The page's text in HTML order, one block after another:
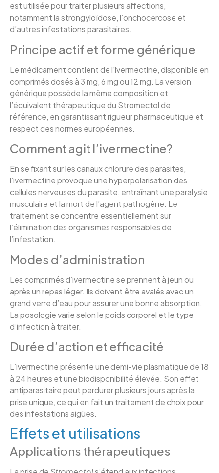
est utilisée pour traiter plusieurs affections,
notamment la strongyloïdose, l’onchocercose et
d’autres infestations parasitaires.
Principe actif et forme générique
Le médicament contient de l’ivermectine, disponible en
comprimés dosés à 3 mg, 6 mg ou 12 mg. La version
générique possède la même composition et
l’équivalent thérapeutique du Stromectol de
référence, en garantissant rigueur pharmaceutique et
respect des normes européennes.
Comment agit l’ivermectine?
En se fixant sur les canaux chlorure des parasites,
l’ivermectine provoque une hyperpolarisation des
cellules nerveuses du parasite, entraînant une paralysie
musculaire et la mort de l’agent pathogène. Le
traitement se concentre essentiellement sur
l’élimination des organismes responsables de
l’infestation.
Modes d’administration
Les comprimés d’ivermectine se prennent à jeun ou
après un repas léger. Ils doivent être avalés avec un
grand verre d’eau pour assurer une bonne absorption.
La posologie varie selon le poids corporel et le type
d’infection à traiter.
Durée d’action et efficacité
L’ivermectine présente une demi-vie plasmatique de 18
à 24 heures et une biodisponibilité élevée. Son effet
antiparasitaire peut perdurer plusieurs jours après la
prise unique, ce qui en fait un traitement de choix pour
des infestations aigües.
Effets et utilisations
Applications thérapeutiques